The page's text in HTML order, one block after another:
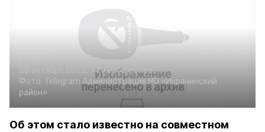
28 октября 2022, 14:02Общество
Фото: Telegram Администрация МО «Икрянинский
район»
Об этом стало известно на совместном